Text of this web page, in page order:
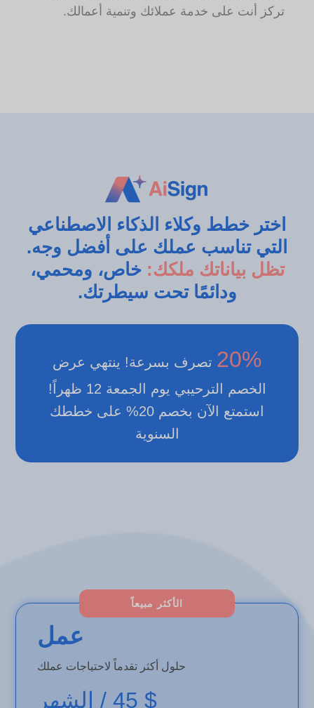
تركز أنت على خدمة عملائك وتنمية أعمالك.
اختر خطط وكلاء الذكاء الاصطناعي
التي تناسب عملك على أفضل وجه.
تظل بياناتك ملكك: خاص، ومحمي،
ودائمًا تحت سيطرتك.
20% تصرف بسرعة! ينتهي عرض
الخصم الترحيبي يوم الجمعة 12 ظهراً!
استمتع الآن بخصم 20% على خططك
السنوية
الأكثر مبيعاً
عمل
حلول أكثر تقدماً لاحتياجات عملك
$ 45 / الشهر